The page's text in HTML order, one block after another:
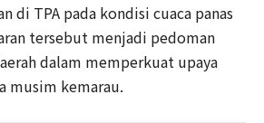
di TPA pada kondisi cuaca panas
tersebut menjadi pedoman
dalam memperkuat upaya
musim kemarau.